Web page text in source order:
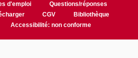
d'emploi
Questions/réponses
CGV
Bibliothèque
Accessibilité: non conforme